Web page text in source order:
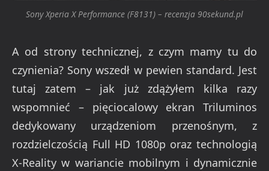
Sony Xperia X Performance (F8131) – recenzja 90sekund.pl
A od strony technicznej, z czym mamy tu do
czynienia? Sony wszedł w pewien standard. Jest
tutaj zatem – jak już zdążyłem kilka razy
wspomnieć – pięciocalowy ekran Triluminos
dedykowany urządzeniom przenośnym, z
rozdzielczością Full HD 1080p oraz technologią
X-Reality w wariancie mobilnym i dynamicznie